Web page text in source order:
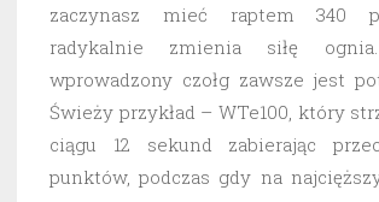
zaczynasz mieć raptem 340
radykalnie zmienia siłę
wprowadzony czołg zawsze jest
Świeży przykład – WTe100, który
ciągu 12 sekund zabierając
punktów, podczas gdy na